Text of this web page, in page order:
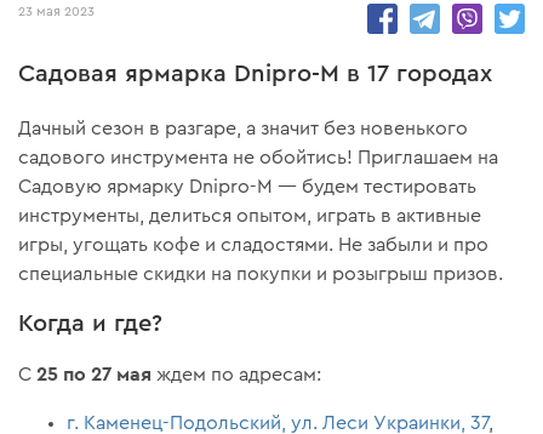
23 мая 2023
Садовая ярмарка Dnipro-M в 17 городах
Дачный сезон в разгаре, а значит без новенького
садового инструмента не обойтись! Приглашаем на
Садовую ярмарку Dnipro-M — будем тестировать
инструменты, делиться опытом, играть в активные
игры, угощать кофе и сладостями. Не забыли и про
специальные скидки на покупки и розыгрыш призов.
Когда и где?
С25 по 27 мая ждем по адресам:
г. Каменец-Подольский, ул. Леси Украинки, 37,